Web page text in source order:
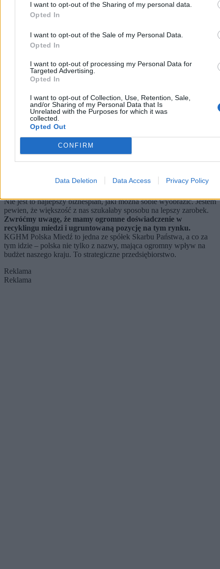
I want to opt-out of the Sharing of my personal data.
Opted In
I want to opt-out of the Sale of my Personal Data.
Opted In
I want to opt-out of processing my Personal Data for
Targeted Advertising.
Opted In
I want to opt-out of Collection, Use, Retention, Sale,
and/or Sharing of my Personal Data that Is
Unrelated with the Purposes for which it was
collected.
Opted Out
CONFIRM
Data Deletion Data Access Privacy Policy
Mamy przetopione aluminium, co dalej?Abyśmy mogli powołać
kolejną puszkę do życia i zamknąć proces, potrzebna jest
walcownia.Niestety, w tym procesie również nie przodujemy.
oczywiście, że niczego nie produkujemy, ale produkcja jest za mała,
zwłaszcza w segmencie przemysłu lotniczego czy samochodowego.
Do czego porównać tę sytuację? Wyobraźmy sobie, że posiadamy
spory sad. Potrafimy o niego dbać, opanowaliśmy praktycznie do
perfekcji proces zbierania owoców, ale aby zjeść dżem, musimy
sprzedać zebrane owoce sąsiadowi, który je przerobi, a gotowy
Reforma samorządowa w Polsce. Czy likwidacja
powiatów to dobry pomysł?
Nie jest to najlepszy biznesplan, jaki można sobie wyobrazić. Jestem
pewien, że większość z nas szukałaby sposobu na lepszy zarobek.
Zwróćmy uwagę, że mamy ogromne doświadczenie w
recyklingu miedzi i ugruntowaną pozycję na tym rynku.
KGHM Polska Miedź to jedna ze spółek Skarbu Państwa, a co za
tym idzie – polska nie tylko z nazwy, mająca ogromny wpływ na
budżet naszego kraju. To strategiczne przedsiębiorstwo.
Reklama
Reklama